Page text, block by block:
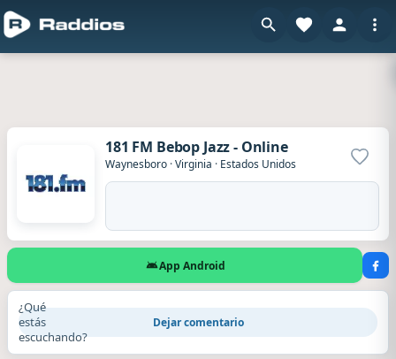
181 FM Bebop Jazz - Online
Waynesboro ·Virginia · Estados Unidos
App Android
¿Qué
estás
escuchando?
Dejar comentario